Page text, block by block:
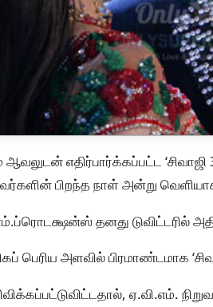
ஆவலுடன் எதிர்பார்க்கப்பட்ட ‘சிவாஜி
பிறந்த நாள் அன்று
தனது டுவிட்டரில்
பெரிய அளவில் பிரமாண்டமாக
ஏ.வி.எம்.